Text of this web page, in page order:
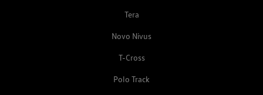
Tera
Novo Nivus
T-Cross
Polo Track